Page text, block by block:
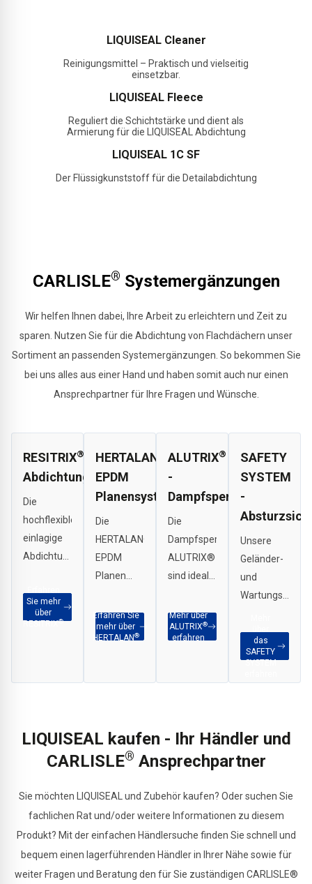
LIQUISEAL Cleaner
Reinigungsmittel – Praktisch und vielseitig
einsetzbar.
LIQUISEAL Fleece
Reguliert die Schichtstärke und dient als
Armierung für die LIQUISEAL Abdichtung
LIQUISEAL 1C SF
Der Flüssigkunststoff für die Detailabdichtung
CARLISLE® Systemergänzungen
Wir helfen Ihnen dabei, Ihre Arbeit zu erleichtern und Zeit zu
sparen. Nutzen Sie für die Abdichtung von Flachdächern unser
Sortiment an passenden Systemergänzungen. So bekommen Sie
bei uns alles aus einer Hand und haben somit auch nur einen
Ansprechpartner für Ihre Fragen und Wünsche.
RESITRIX®
Abdichtungsbahnen
Die
hochflexible
einlagige
Abdichtungsbahn
einzigartigen
Materialkombination
Bitumen.
Sie mehr
über
RESITRIX®
HERTALAN
EPDM
Planensystem
Die
HERTALAN®
EPDM
Planen
vorkonfektioniert,
schnell
dicht.
Erfahren Sie
mehr über
HERTALAN ®
ALUTRIX®
-
Dampfsperren
Die
Dampfsperren
ALUTRIX®
sind ideal
schnelle
und
in großen
oder für
die sichere
Abdichtung
während
Mehr über
ALUTRIX®
erfahren
SAFETY
SYSTEM
-
Unsere
Geländer-
und
Wartungswege-
bieten
einen
und
Abstürzen,
auch
Wartungs-
oder
das
SAFETY
SYSTEM
LIQUISEAL kaufen - Ihr Händler und
CARLISLE® Ansprechpartner
Sie möchten LIQUISEAL und Zubehör kaufen? Oder suchen Sie
fachlichen Rat und/oder weitere Informationen zu diesem
Produkt? Mit der einfachen Händlersuche finden Sie schnell und
bequem einen lagerführenden Händler in Ihrer Nähe sowie für
weiter Fragen und Beratung den für Sie zuständigen CARLISLE®